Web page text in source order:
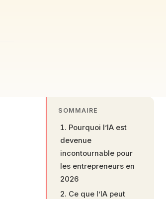
SOMMAIRE
Pourquoi l’IA est
devenue
incontournable pour
les entrepreneurs en
2026
Ce que l’IA peut